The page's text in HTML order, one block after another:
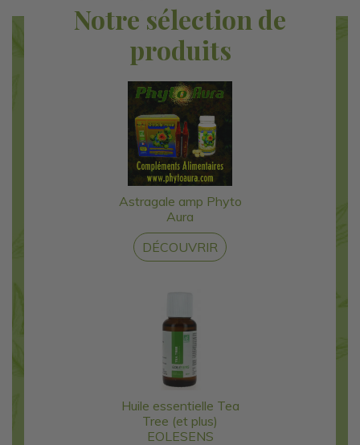
Notre sélection de
produits
Astragale amp Phyto
Aura
DÉCOUVRIR
Huile essentielle Tea
Tree (et plus)
EOLESENS